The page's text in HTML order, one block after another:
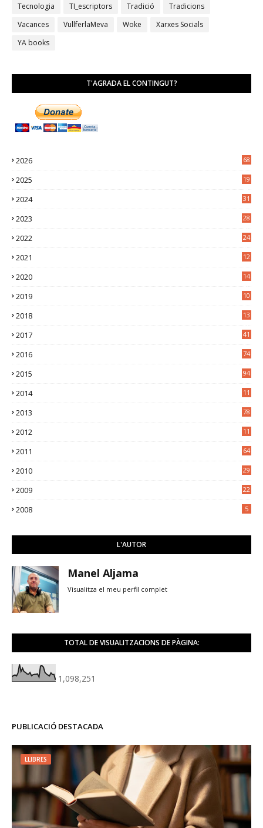
Tecnologia
TI_escriptors Tradició
Tradicions
Vacances
VullferlaMeva Woke
Xarxes Socials
YA books
T'AGRADA EL CONTINGUT?
2026 68
2025
19
2024
31
2023
28
2022
24
2021
12
2020
14
2019
10
2018
13
2017 41
2016 74
2015 94
2014
11
2013 78
2012
11
2011 64
2010 29
2009 22
2008 5
L'AUTOR
Manel Aljama
Visualitza el meu perfil complet
TOTAL DE VISUALITZACIONS DE PÀGINA:
1,098,251
PUBLICACIÓ DESTACADA
LLIBRES